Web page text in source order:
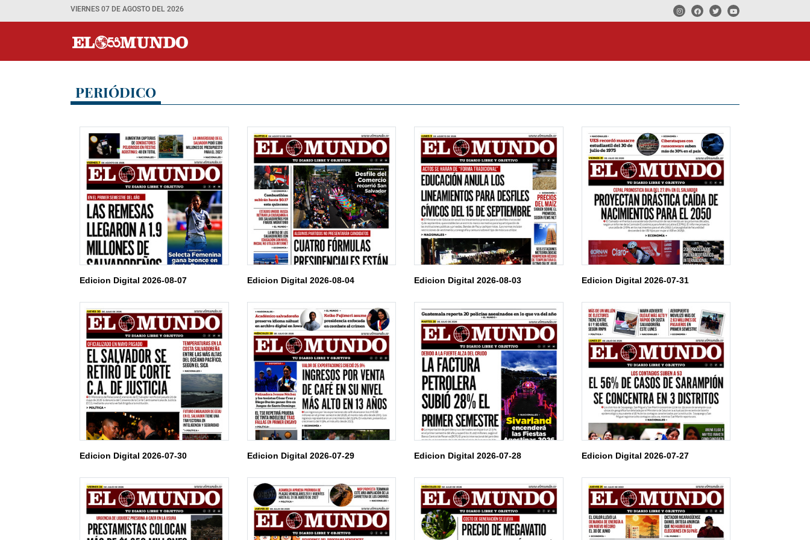
VIERNES 07 DE AGOSTO DEL 2026
PERIÓDICO
Edicion Digital 2026-08-07 Edicion Digital 2026-08-04 Edicion Digital 2026-08-03 Edicion Digital 2026-07-31
Edicion Digital 2026-07-30 Edicion Digital 2026-07-29 Edicion Digital 2026-07-28 Edicion Digital 2026-07-27